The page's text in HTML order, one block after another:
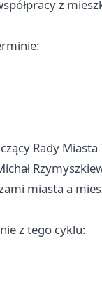
z
Rady
miasta a
z tego cyklu: